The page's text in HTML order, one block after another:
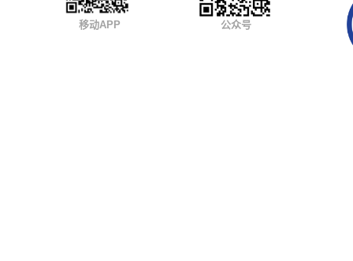
移动APP 公众号